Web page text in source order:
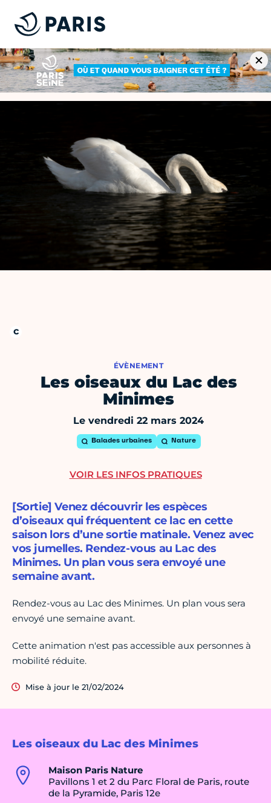
ÉVÈNEMENT
Les oiseaux du Lac des
Minimes
Le vendredi 22 mars 2024
Balades urbaines Nature
Les oiseaux du Lac des Minimes
Maison Paris Nature
Pavillons 1 et 2 du Parc Floral de Paris, route
de la Pyramide, Paris 12e
[Sortie] Venez découvrir les espèces
d’oiseaux qui fréquentent ce lac en cette
saison lors d’une sortie matinale. Venez avec
vos jumelles. Rendez-vous au Lac des
Minimes. Un plan vous sera envoyé une
semaine avant.
Rendez-vous au Lac des Minimes. Un plan vous sera
envoyé une semaine avant.
Cette animation n'est pas accessible aux personnes à
mobilité réduite.
Mise à jour le 21/02/2024
VOIR LES INFOS PRATIQUES